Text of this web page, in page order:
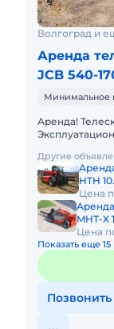
Волгоград и
Аренда
JCB 540-
Минимальное
Аренда!
Другие
HTH
Цена
MHT-X
Цена
Показать еще 15
Позвонить